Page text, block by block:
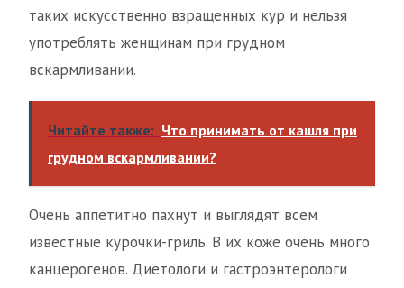
таких искусственно взращенных кур и нельзя
употреблять женщинам при грудном
вскармливании.
Читайте также: Что принимать от кашля при
грудном вскармливании?
Очень аппетитно пахнут и выглядят всем
известные курочки-гриль. В их коже очень много
канцерогенов. Диетологи и гастроэнтерологи